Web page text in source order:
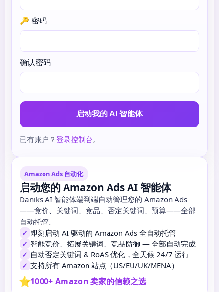
Amazon Ads 自动化
启动您的 Amazon Ads AI 智能体
Daniks.AI 智能体端到端自动管理您的 Amazon Ads
——竞价、关键词、竞品、否定关键词、预算——全部
自动托管。
✓ 即刻启动 AI 驱动的 Amazon Ads 全自动托管
✓ 智能竞价、拓展关键词、竞品防御 — 全部自动完成
✓ 自动否定关键词 & RoAS 优化，全天候 24/7 运行
✓ 支持所有 Amazon 站点（US/EU/UK/MENA）
⭐1000+ Amazon 卖家的信赖之选
🔑 密码
确认密码
启动我的 AI 智能体
已有账户？ 登录控制台。